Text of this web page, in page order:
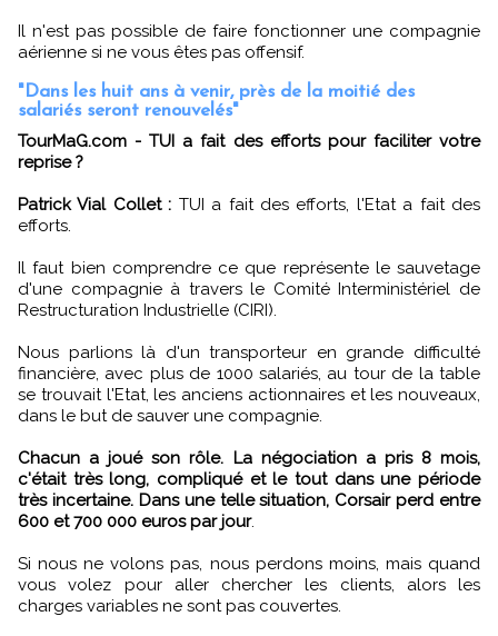
Il n'est pas possible de faire fonctionner une compagnie
aérienne si ne vous êtes pas offensif.
"Dans les huit ans à venir, près de la moitié des
salariés seront renouvelés"
TourMaG.com - TUI a fait des efforts pour faciliter votre
reprise ?
Patrick Vial Collet : TUI a fait des efforts, l'Etat a fait des
efforts.
Il faut bien comprendre ce que représente le sauvetage
d'une compagnie à travers le Comité Interministériel de
Restructuration Industrielle (CIRI).
Nous parlions là d'un transporteur en grande difficulté
financière, avec plus de 1000 salariés, au tour de la table
se trouvait l'Etat, les anciens actionnaires et les nouveaux,
dans le but de sauver une compagnie.
Chacun a joué son rôle. La négociation a pris 8 mois,
c'était très long, compliqué et le tout dans une période
très incertaine. Dans une telle situation, Corsair perd entre
600 et 700 000 euros par jour.
Si nous ne volons pas, nous perdons moins, mais quand
vous volez pour aller chercher les clients, alors les
charges variables ne sont pas couvertes.